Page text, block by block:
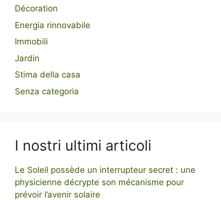
Décoration
Energia rinnovabile
Immobili
Jardin
Stima della casa
Senza categoria
I nostri ultimi articoli
Le Soleil possède un interrupteur secret : une
physicienne décrypte son mécanisme pour
prévoir l’avenir solaire